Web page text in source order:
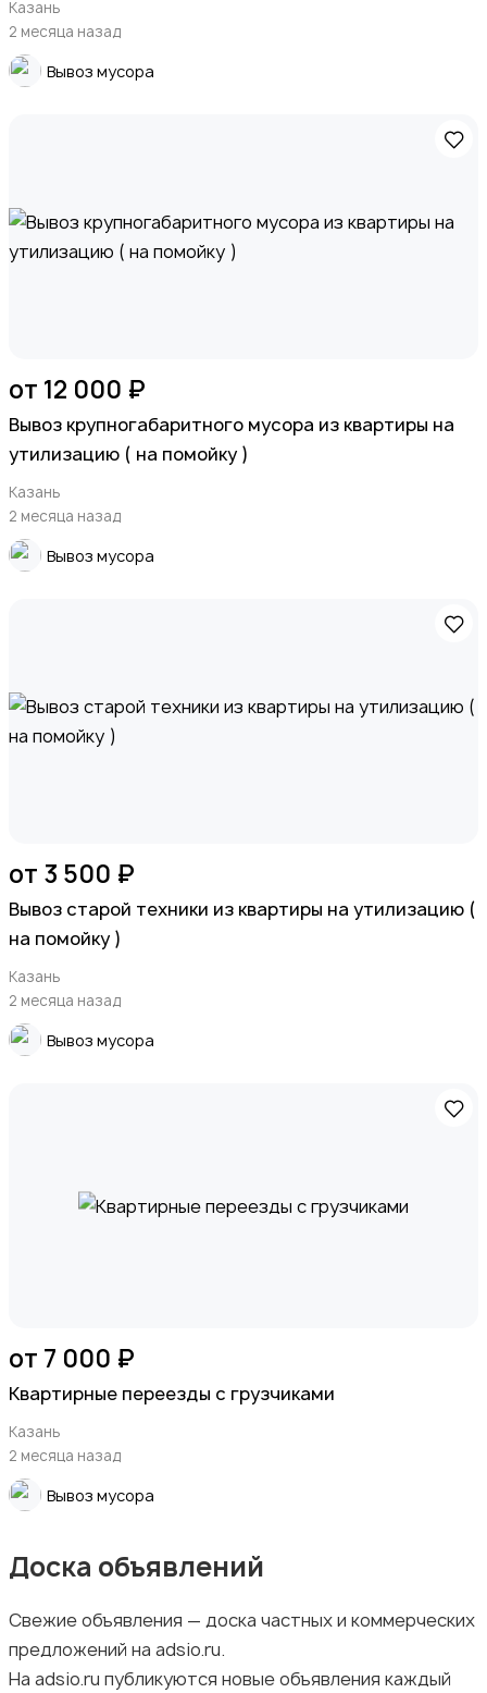
Казань
2 месяца назад
Вывоз мусора
от 12 000 ₽
Вывоз крупногабаритного мусора из квартиры на
утилизацию ( на помойку )
Казань
2 месяца назад
Вывоз мусора
от 3 500 ₽
Вывоз старой техники из квартиры на утилизацию (
на помойку )
Казань
2 месяца назад
Вывоз мусора
от 7 000 ₽
Квартирные переезды с грузчиками
Казань
2 месяца назад
Вывоз мусора
Доска объявлений
Свежие объявления — доска частных и коммерческих
предложений на adsio.ru.
На adsio.ru публикуются новые объявления каждый